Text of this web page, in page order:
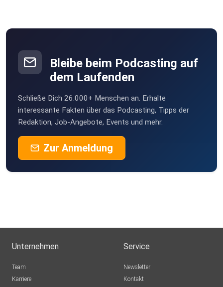
Bleibe beim Podcasting auf
dem Laufenden
Schließe Dich 26.000+ Menschen an. Erhalte
interessante Fakten über das Podcasting, Tipps der
Redaktion, Job-Angebote, Events und mehr.
Zur Anmeldung
Unternehmen
Team
Karriere
Service
Newsletter
Kontakt